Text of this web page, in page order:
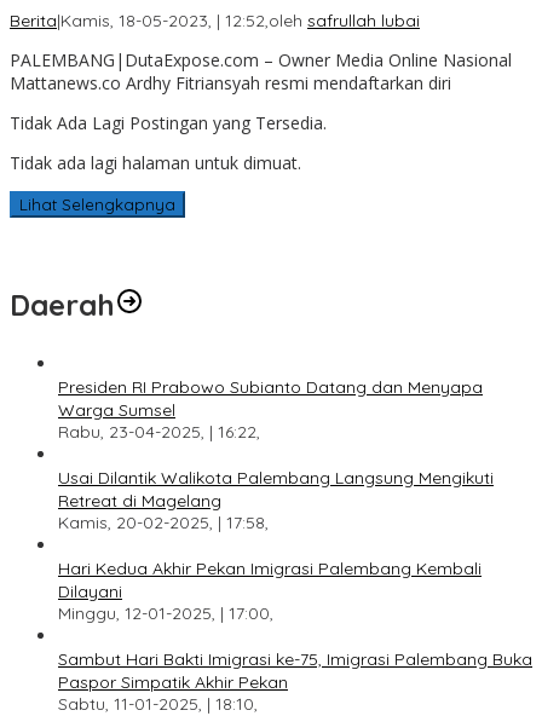
Berita|Kamis, 18-05-2023, | 12:52,oleh safrullah lubai
PALEMBANG|DutaExpose.com – Owner Media Online Nasional
Mattanews.co Ardhy Fitriansyah resmi mendaftarkan diri
Tidak Ada Lagi Postingan yang Tersedia.
Tidak ada lagi halaman untuk dimuat.
Lihat Selengkapnya
Daerah
Presiden RI Prabowo Subianto Datang dan Menyapa
Warga Sumsel
Rabu, 23-04-2025, | 16:22,
Usai Dilantik Walikota Palembang Langsung Mengikuti
Retreat di Magelang
Kamis, 20-02-2025, | 17:58,
Hari Kedua Akhir Pekan Imigrasi Palembang Kembali
Dilayani
Minggu, 12-01-2025, | 17:00,
Sambut Hari Bakti Imigrasi ke-75, Imigrasi Palembang Buka
Paspor Simpatik Akhir Pekan
Sabtu, 11-01-2025, | 18:10,